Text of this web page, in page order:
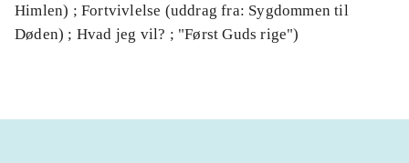
Himlen) ; Fortvivlelse (uddrag fra: Sygdommen til
Døden) ; Hvad jeg vil? ; "Først Guds rige")